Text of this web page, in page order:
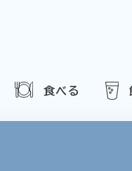
食べる
連載 アサヒの人
ビール特集2025